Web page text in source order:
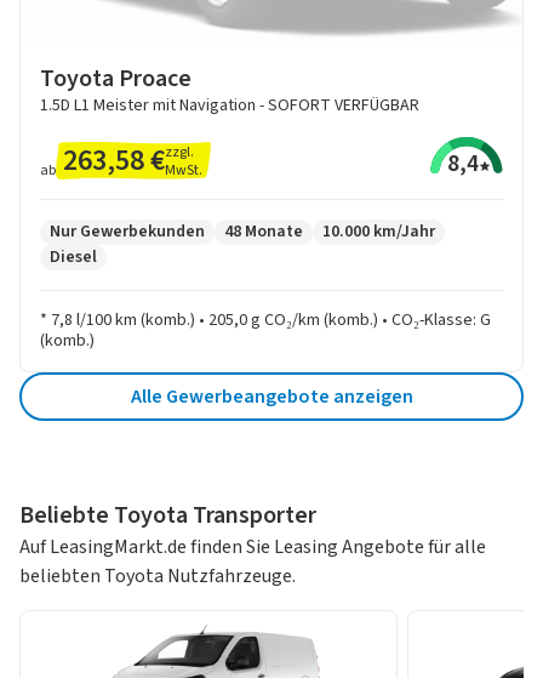
Toyota Proace
1.5D L1 Meister mit Navigation - SOFORT VERFÜGBAR
ab 263,58 €zzgl.
MwSt.
8,4
Nur Gewerbekunden 48 Monate
10.000 km/Jahr
Diesel
* 7,8 l/100 km (komb.) • 205,0 g CO₂/km (komb.) • CO₂-Klasse: G
(komb.)
Alle Gewerbeangebote anzeigen
Beliebte Toyota Transporter
Auf LeasingMarkt.de finden Sie Leasing Angebote für alle
beliebten Toyota Nutzfahrzeuge.